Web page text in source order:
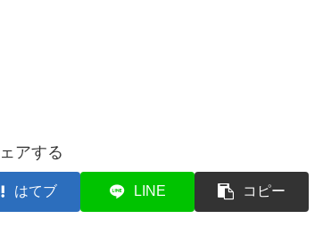
アする
はてブ LINE コピー